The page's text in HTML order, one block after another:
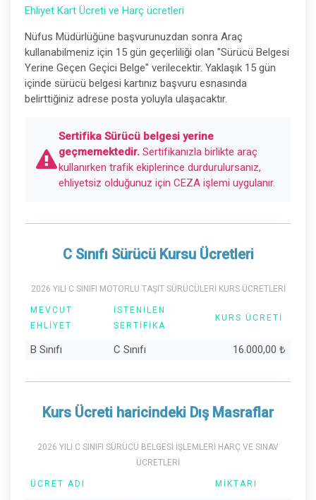
Ehliyet Kart Ücreti ve Harç ücretleri
Nüfus Müdürlüğüne başvurunuzdan sonra Araç
kullanabilmeniz için 15 gün geçerliliği olan "Sürücü Belgesi
Yerine Geçen Geçici Belge" verilecektir. Yaklaşık 15 gün
içinde sürücü belgesi kartınız başvuru esnasında
belirttiğiniz adrese posta yoluyla ulaşacaktır.
Sertifika Sürücü belgesi yerine
geçmemektedir. Sertifikanızla birlikte araç
kullanırken trafik ekiplerince durdurulursanız,
ehliyetsiz olduğunuz için CEZA işlemi uygulanır.
C Sınıfı Sürücü Kursu Ücretleri
2026 YILI C SINIFI MOTORLU TAŞIT SÜRÜCÜLERİ KURS ÜCRETLERİ
MEVCUT
EHLIYET
İSTENILEN
SERTIFIKA
KURS ÜCRETI
B Sınıfı C Sınıfı 16.000,00 ₺
Kurs Ücreti haricindeki Dış Masraflar
2026 YILI C SINIFI SÜRÜCÜ BELGESİ İŞLEMLERİ HARÇ VE SINAV
ÜCRETLERİ
ÜCRET ADI MIKTARI